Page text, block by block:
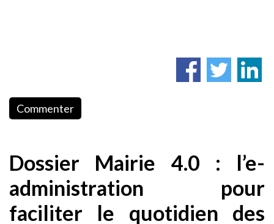
Commenter
Dossier Mairie 4.0 : l’e-
administration pour
faciliter le quotidien des